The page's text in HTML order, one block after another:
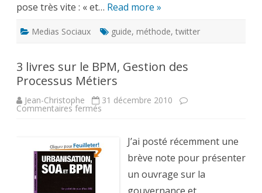
pose très vite : « et… Read more »
Medias Sociaux guide, méthode, twitter
3 livres sur le BPM, Gestion des
Processus Métiers
Jean-Christophe 31 décembre 2010
Commentaires fermés
BPM,
Gestion
Processus
Métiers
J’ai posté récemment une
brève note pour présenter
un ouvrage sur la